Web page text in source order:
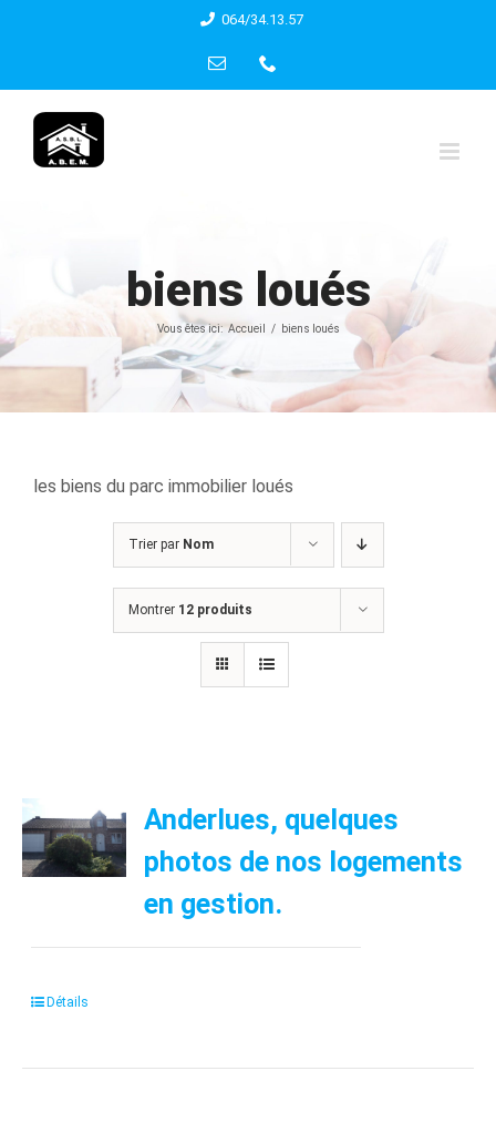
content
064/34.13.57
Email
biens loués
Vous êtes ici: Accueil biens loués
les biens du parc immobilier loués
Trier par Nom
Montrer 12 produits
Anderlues, quelques
photos de nos logements
en gestion.
Détails